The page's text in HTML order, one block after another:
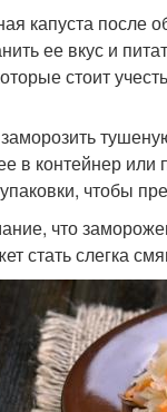
Капусты на
Капуста
капуста после
ее вкус и
стоит
в контейнер
чтобы
что
стать слегка